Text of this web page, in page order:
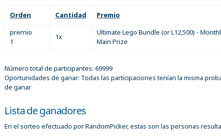
Orden Cantidad
Premio
premio
1
1x
Ultimate Lego Bundle (or L12,500) -
Main Prize
Número total de participantes: 69999
Oportunidades de ganar: Todas las participaciones tenían la misma
de ganar
Lista de ganadores
En el sorteo efectuado por RandomPicker, estas son las personas